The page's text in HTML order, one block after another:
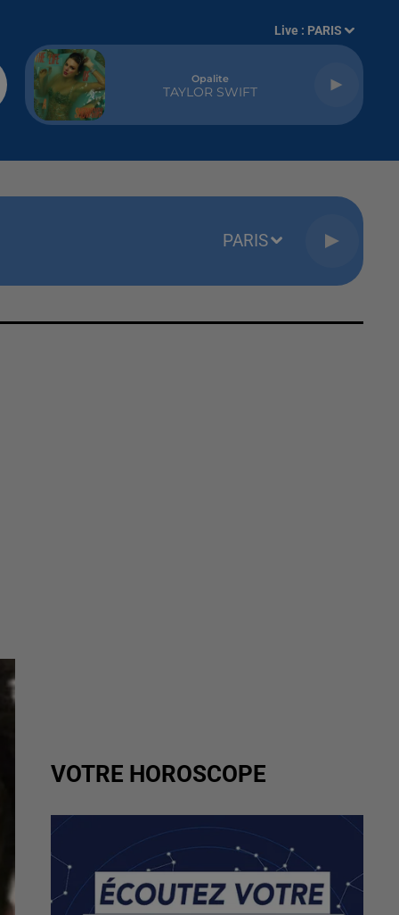
Live : PARIS
Opalite
TAYLOR SWIFT
PARIS
VOTRE HOROSCOPE